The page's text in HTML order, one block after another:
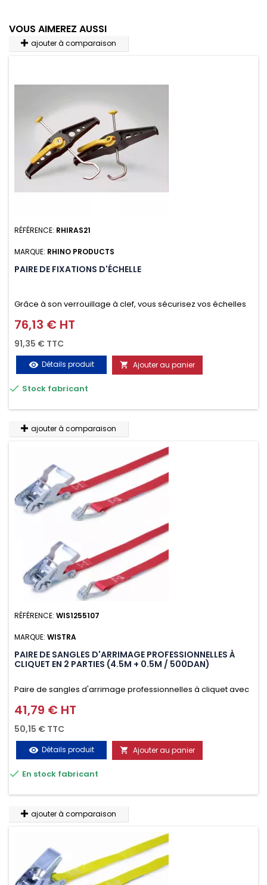
VOUS AIMEREZ AUSSI
ajouter à comparaison
RÉFÉRENCE: RHIRAS21
MARQUE: RHINO PRODUCTS
PAIRE DE FIXATIONS D'ÉCHELLE
Grâce à son verrouillage à clef, vous sécurisez vos échelles
d'un seul geste aussi bien contre le vol que pendant le
transport. Référence vendue par paire.
Prix
76,13 € HT
91,35 € TTC
visibility Détails produit  Ajouter au panier
 Stock fabricant
ajouter à comparaison
RÉFÉRENCE: WIS1255107
MARQUE: WISTRA
PAIRE DE SANGLES D'ARRIMAGE PROFESSIONNELLES À
CLIQUET EN 2 PARTIES (4.5M + 0.5M / 500DAN)
Paire de sangles d'arrimage professionnelles à cliquet avec
crochet en 2 parties (4.5M + 0.5M / 500daN), simple et rapide
d'utilisation. Permet d'arrimer et de sécuriser vos
chargements pendant le transport. Matière polyester très
résistante aux UV et aux variations de températures,
n'absorbe pas l'eau.
Prix
41,79 € HT
50,15 € TTC
visibility Détails produit  Ajouter au panier
 En stock fabricant
ajouter à comparaison